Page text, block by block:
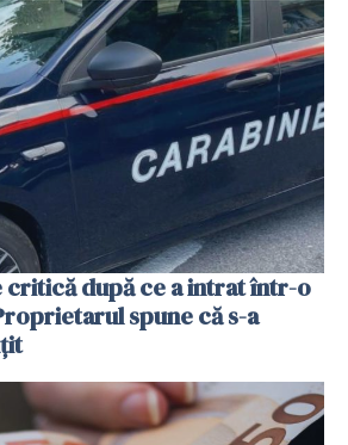
critică după ce a intrat într-o
spune că s-a